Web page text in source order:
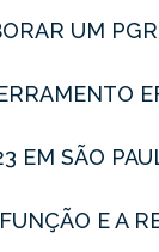
UM
EM SÃO
FUNÇÃO E A